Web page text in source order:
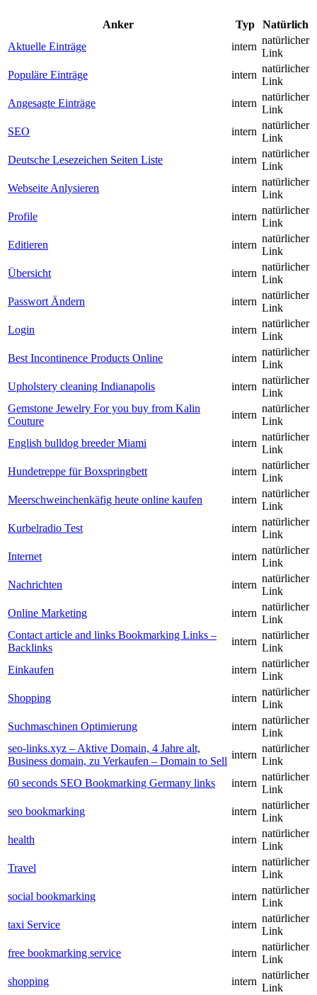
Anker Typ
Natürlich
Aktuelle Einträge
intern
natürlicher
Link
Populäre Einträge
intern
natürlicher
Link
Angesagte Einträge
intern
natürlicher
Link
SEO
intern
natürlicher
Link
Deutsche Lesezeichen Seiten Liste
intern
natürlicher
Link
Webseite Anlysieren
intern
natürlicher
Link
Profile
intern
natürlicher
Link
Editieren
intern
natürlicher
Link
Übersicht
intern
natürlicher
Link
Passwort Ändern
intern
natürlicher
Link
Login
intern
natürlicher
Link
Best Incontinence Products Online
intern
natürlicher
Link
Upholstery cleaning Indianapolis
intern
natürlicher
Link
Gemstone Jewelry For you buy from Kalin
Couture
intern
natürlicher
Link
English bulldog breeder Miami
intern
natürlicher
Link
Hundetreppe für Boxspringbett
intern
natürlicher
Link
Meerschweinchenkäfig heute online kaufen
intern
natürlicher
Link
Kurbelradio Test
intern
natürlicher
Link
Internet
intern
natürlicher
Link
Nachrichten
intern
natürlicher
Link
Online Marketing
intern
natürlicher
Link
Contact article and links Bookmarking Links –
Backlinks
intern
natürlicher
Link
Einkaufen
intern
natürlicher
Link
Shopping
intern
natürlicher
Link
Suchmaschinen Optimierung
intern
natürlicher
Link
seo-links.xyz – Aktive Domain, 4 Jahre alt,
Business domain, zu Verkaufen – Domain to Sell
intern
natürlicher
Link
60 seconds SEO Bookmarking Germany links
intern
natürlicher
Link
seo bookmarking
intern
natürlicher
Link
health
intern
natürlicher
Link
Travel
intern
natürlicher
Link
social bookmarking
intern
natürlicher
Link
taxi Service
intern
natürlicher
Link
free bookmarking service
intern
natürlicher
Link
shopping
intern
natürlicher
Link